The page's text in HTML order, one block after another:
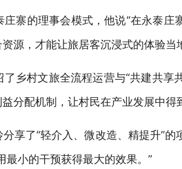
庄寨的理事会模式，他说“在永泰庄
源，才能让旅居客沉浸式的体验当
乡村文旅全流程运营与“共建共享
分配机制，让村民在产业发展中得
享了“轻介入、微改造、精提升”
最小的干预获得最大的效果。”